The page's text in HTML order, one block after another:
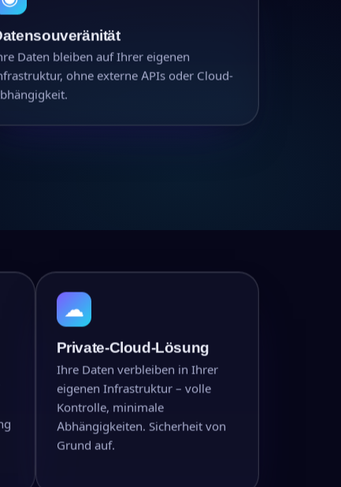
Daten bleiben auf Ihrer eigenen
ohne externe APIs oder Cloud-
☁
Private-Cloud-Lösung
Ihre Daten verbleiben in Ihrer
eigenen Infrastruktur – volle
Kontrolle, minimale
Abhängigkeiten. Sicherheit von
Grund auf.